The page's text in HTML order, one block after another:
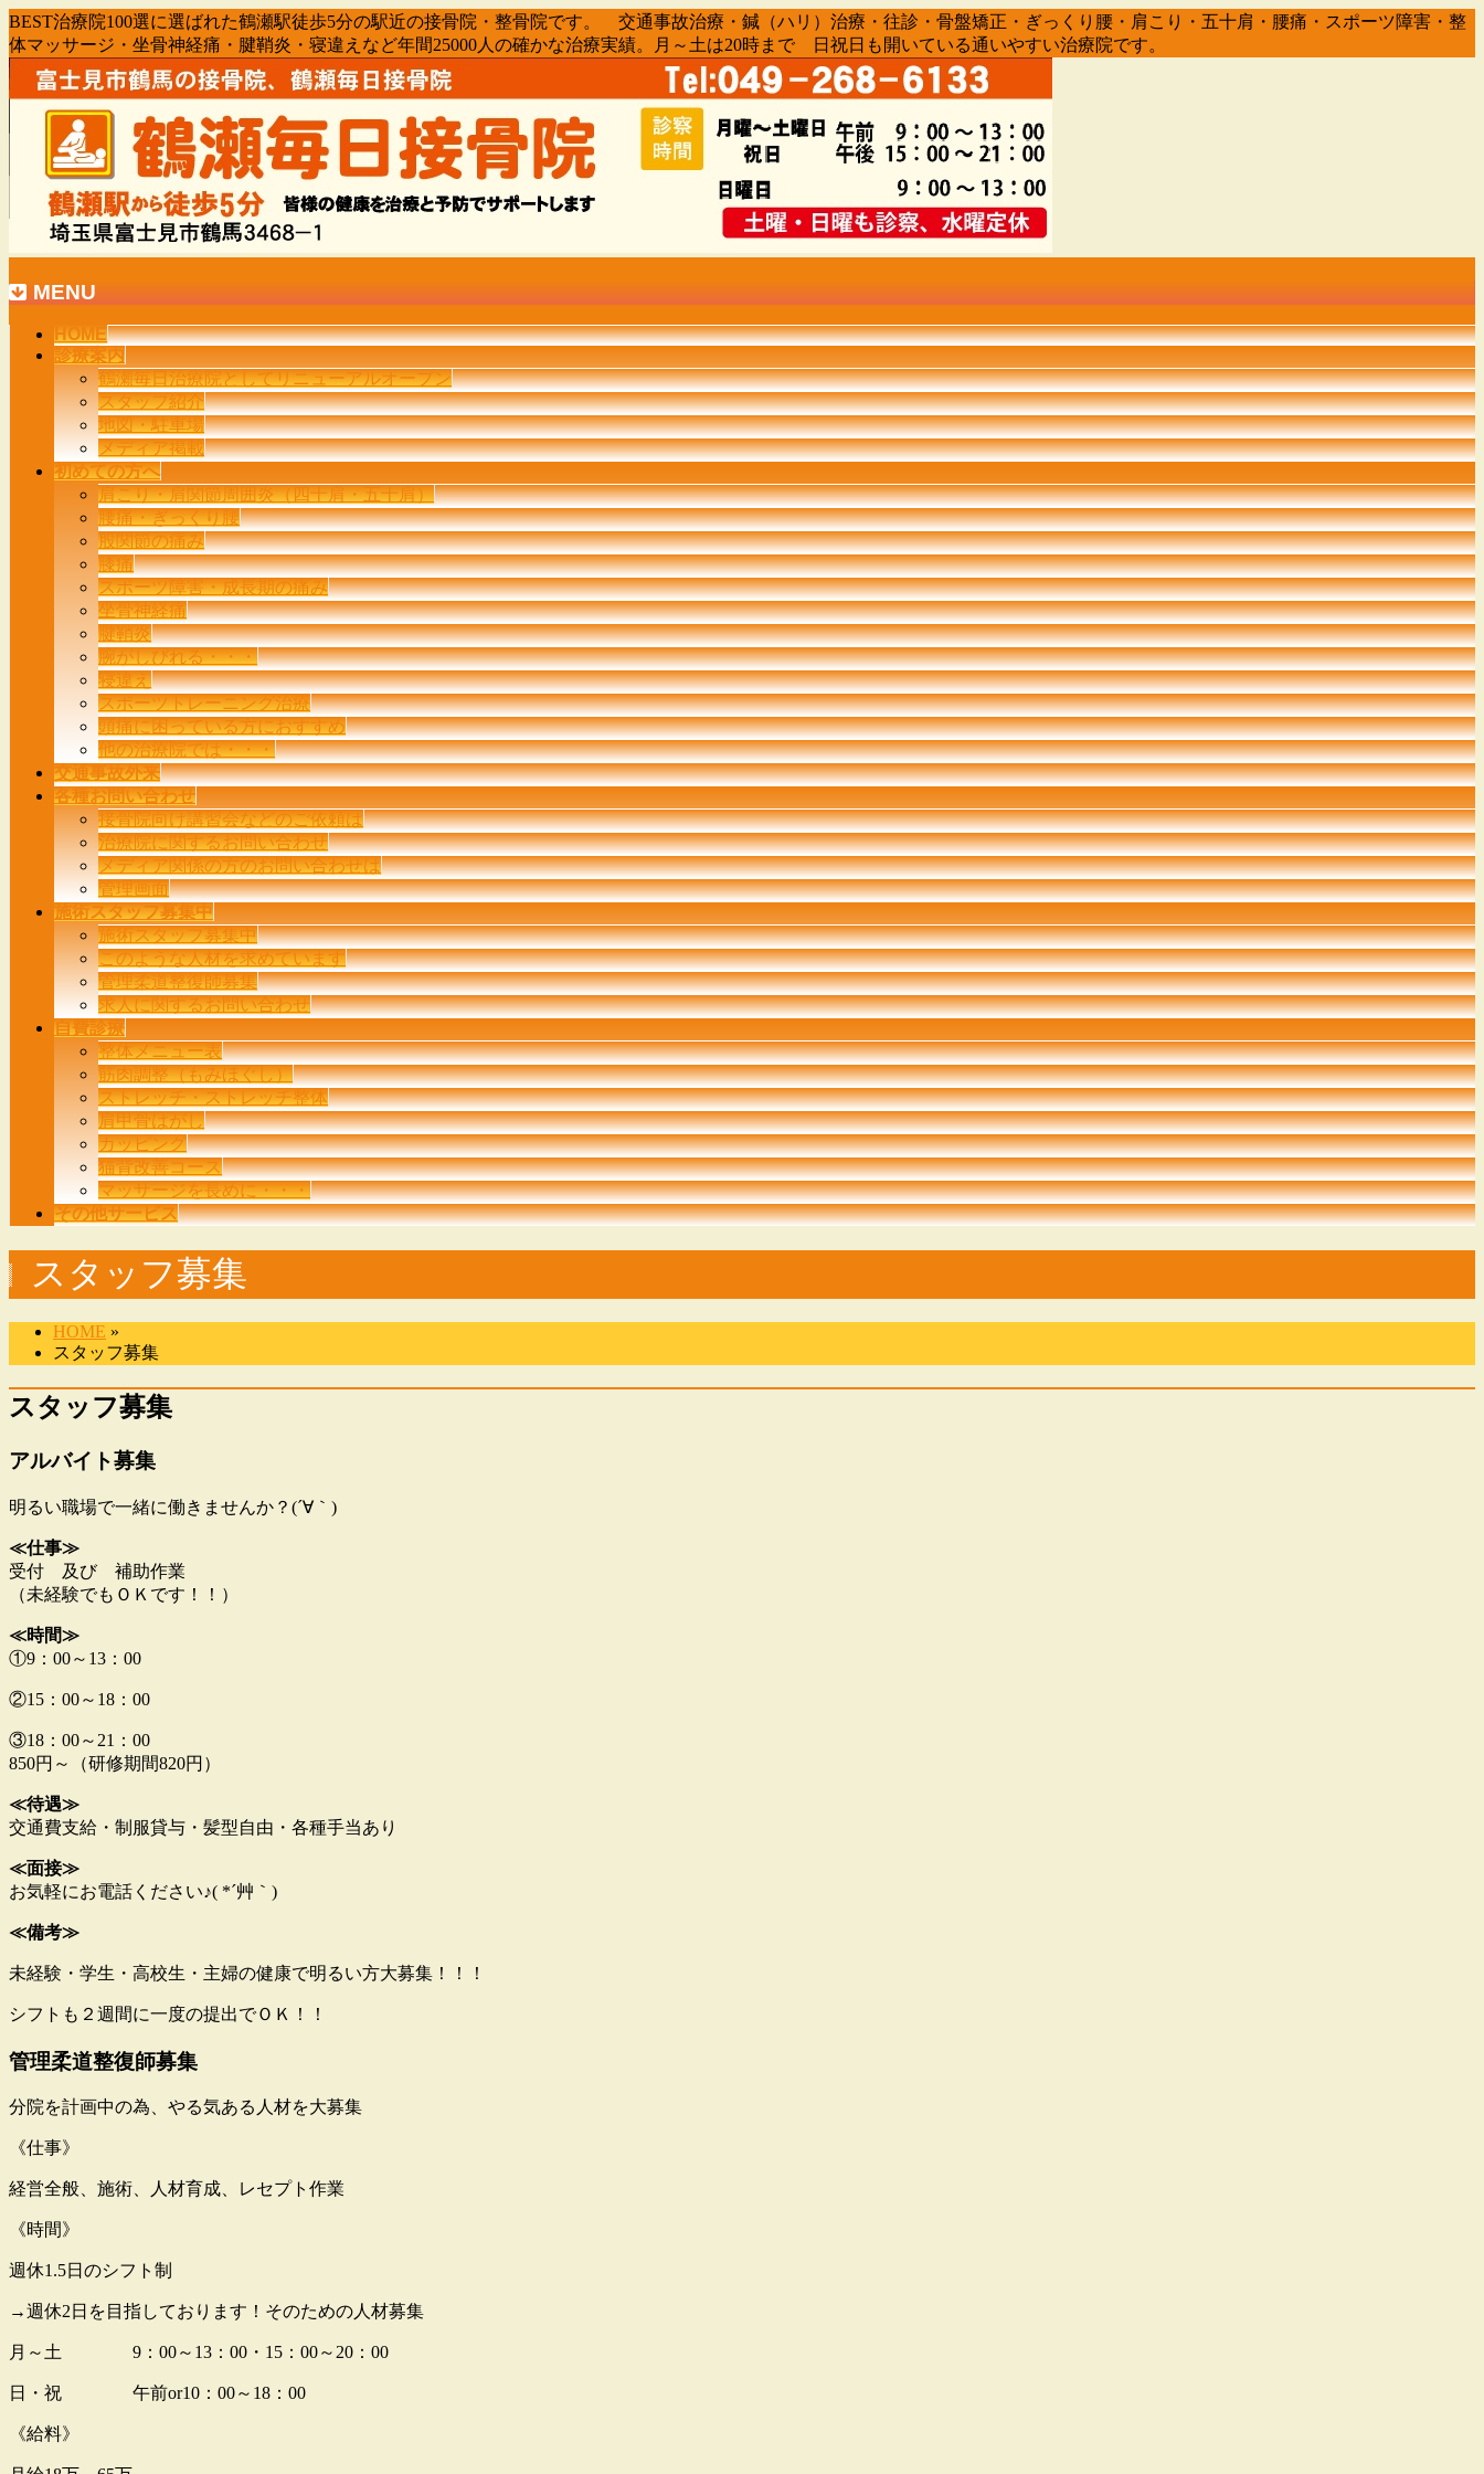
BEST治療院100選に選ばれた鶴瀬駅徒歩5分の駅近の接骨院・整骨院です。 交通事故治療・鍼（ハリ）治療・往診・骨盤矯正・ぎっくり腰・肩こり・五十肩・腰痛・スポーツ障害・整
体マッサージ・坐骨神経痛・腱鞘炎・寝違えなど年間25000人の確かな治療実績。月～土は20時まで 日祝日も開いている通いやすい治療院です。
MENU
HOME
診療案内
鶴瀬毎日治療院としてリニューアルオープン
スタッフ紹介
地図・駐車場
メディア掲載
初めての方へ
肩こり・肩関節周囲炎（四十肩・五十肩）
腰痛・ぎっくり腰
股関節の痛み
膝痛
スポーツ障害・成長期の痛み
坐骨神経痛
腱鞘炎
腕がしびれる・・・
寝違え
スポーツトレーニング治療
頭痛に困っている方におすすめ
他の治療院では・・・
交通事故外来
各種お問い合わせ
接骨院向け講習会などのご依頼は
治療院に関するお問い合わせ
メディア関係の方のお問い合わせは
管理画面
施術スタッフ募集中
施術スタッフ募集中
このような人材を求めています
管理柔道整復師募集
求人に関するお問い合わせ
自費診療
整体メニュー表
筋肉調整（もみほぐし）
ストレッチ・ストレッチ整体
肩甲骨はがし
カッピング
猫背改善コース
マッサージを長めに・・・
その他サービス
スタッフ募集
HOME »
スタッフ募集
スタッフ募集
アルバイト募集
明るい職場で一緒に働きませんか？(´∀｀)
≪仕事≫
受付 及び 補助作業
（未経験でもＯＫです！！）
≪時間≫
①9：00～13：00
②15：00～18：00
③18：00～21：00
850円～（研修期間820円）
≪待遇≫
交通費支給・制服貸与・髪型自由・各種手当あり
≪面接≫
お気軽にお電話ください♪( *´艸｀)
≪備考≫
未経験・学生・高校生・主婦の健康で明るい方大募集！！！
シフトも２週間に一度の提出でＯＫ！！
管理柔道整復師募集
分院を計画中の為、やる気ある人材を大募集
《仕事》
経営全般、施術、人材育成、レセプト作業
《時間》
週休1.5日のシフト制
→週休2日を目指しております！そのための人材募集
月～土 9：00～13：00・15：00～20：00
日・祝 午前or10：00～18：00
《給料》